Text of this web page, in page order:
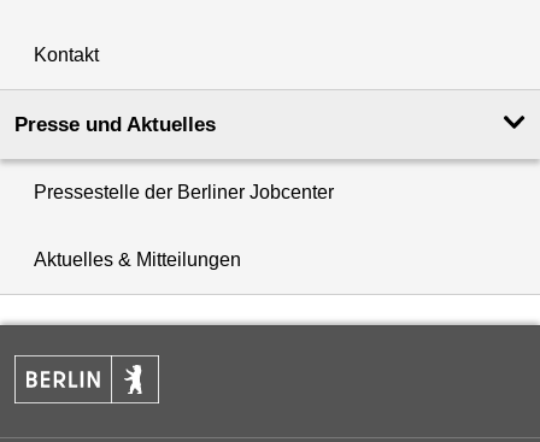
Kontakt
Presse und Aktuelles
Pressestelle der Berliner Jobcenter
Aktuelles & Mitteilungen